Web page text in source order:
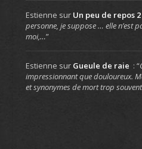
Estienne sur Un peu de repos 2
personne, je suppose … elle n’est
moi,…”
Estienne sur Gueule de raie : “
impressionnant que douloureux.
et synonymes de mort trop